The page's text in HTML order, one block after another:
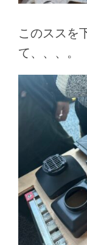
このススを
て、、、。